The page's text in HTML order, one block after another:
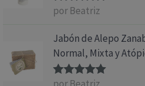
Valorado
por Beatriz
Jabón de Alepo
Normal, Mixta y
Valorado